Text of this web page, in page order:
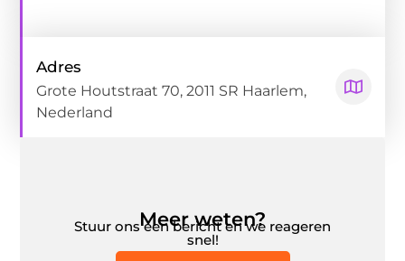
Adres
Grote Houtstraat 70, 2011 SR Haarlem,
Nederland
Meer weten?
Stuur ons een bericht en we reageren
snel!